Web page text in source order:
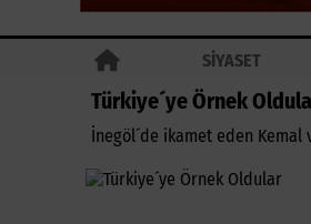
SİYASET
Türkiye´ye Örnek
İnegöl´de ikamet eden Kemal